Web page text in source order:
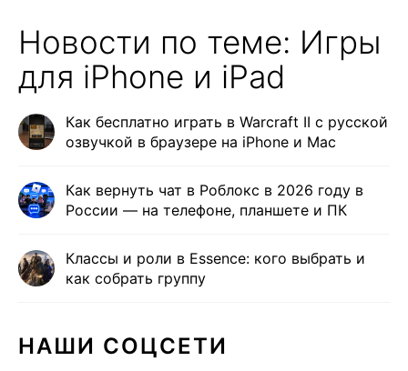
Новости по теме: Игры
для iPhone и iPad
Как бесплатно играть в Warcraft II с русской
озвучкой в браузере на iPhone и Mac
Как вернуть чат в Роблокс в 2026 году в
России — на телефоне, планшете и ПК
Классы и роли в Essence: кого выбрать и
как собрать группу
НАШИ СОЦСЕТИ